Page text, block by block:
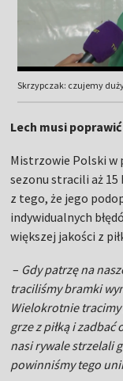
Skrzypczak: czujemy
Lech musi
Mistrzowie Polski w
sezonu stracili aż 15
z tego, że jego
indywidualnych
większej jakości z
– Gdy patrzę na
traciliśmy bramki
Wielokrotnie tracimy
grze z piłką i
nasi rywale strzelali
powinniśmy tego